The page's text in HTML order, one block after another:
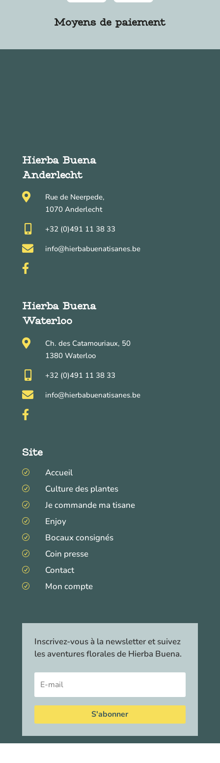
Moyens de paiement
Hierba Buena
Anderlecht

Rue de Neerpede,
1070 Anderlecht
 +32 (0)491 11 38 33
 info@hierbabuenatisanes.be

Hierba Buena
Waterloo

Ch. des Catamouriaux, 50
1380 Waterloo
 +32 (0)491 11 38 33
 info@hierbabuenatisanes.be

Site
R Accueil
R Culture des plantes
R Je commande ma tisane
R Enjoy
R Bocaux consignés
R Coin presse
R Contact
R Mon compte
Inscrivez-vous à la newsletter et suivez
les aventures florales de Hierba Buena.
S'abonner